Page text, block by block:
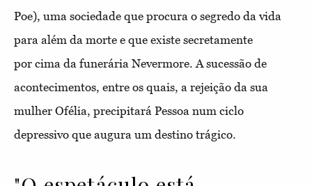
Poe), uma sociedade que procura o segredo da vida
para além da morte e que existe secretamente
por cima da funerária Nevermore. A sucessão de
acontecimentos, entre os quais, a rejeição da sua
mulher Ofélia, precipitará Pessoa num ciclo
depressivo que augura um destino trágico.